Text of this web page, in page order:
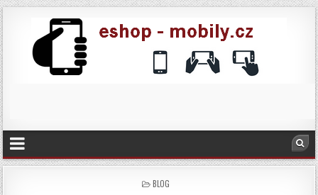
POSTED
BLOG